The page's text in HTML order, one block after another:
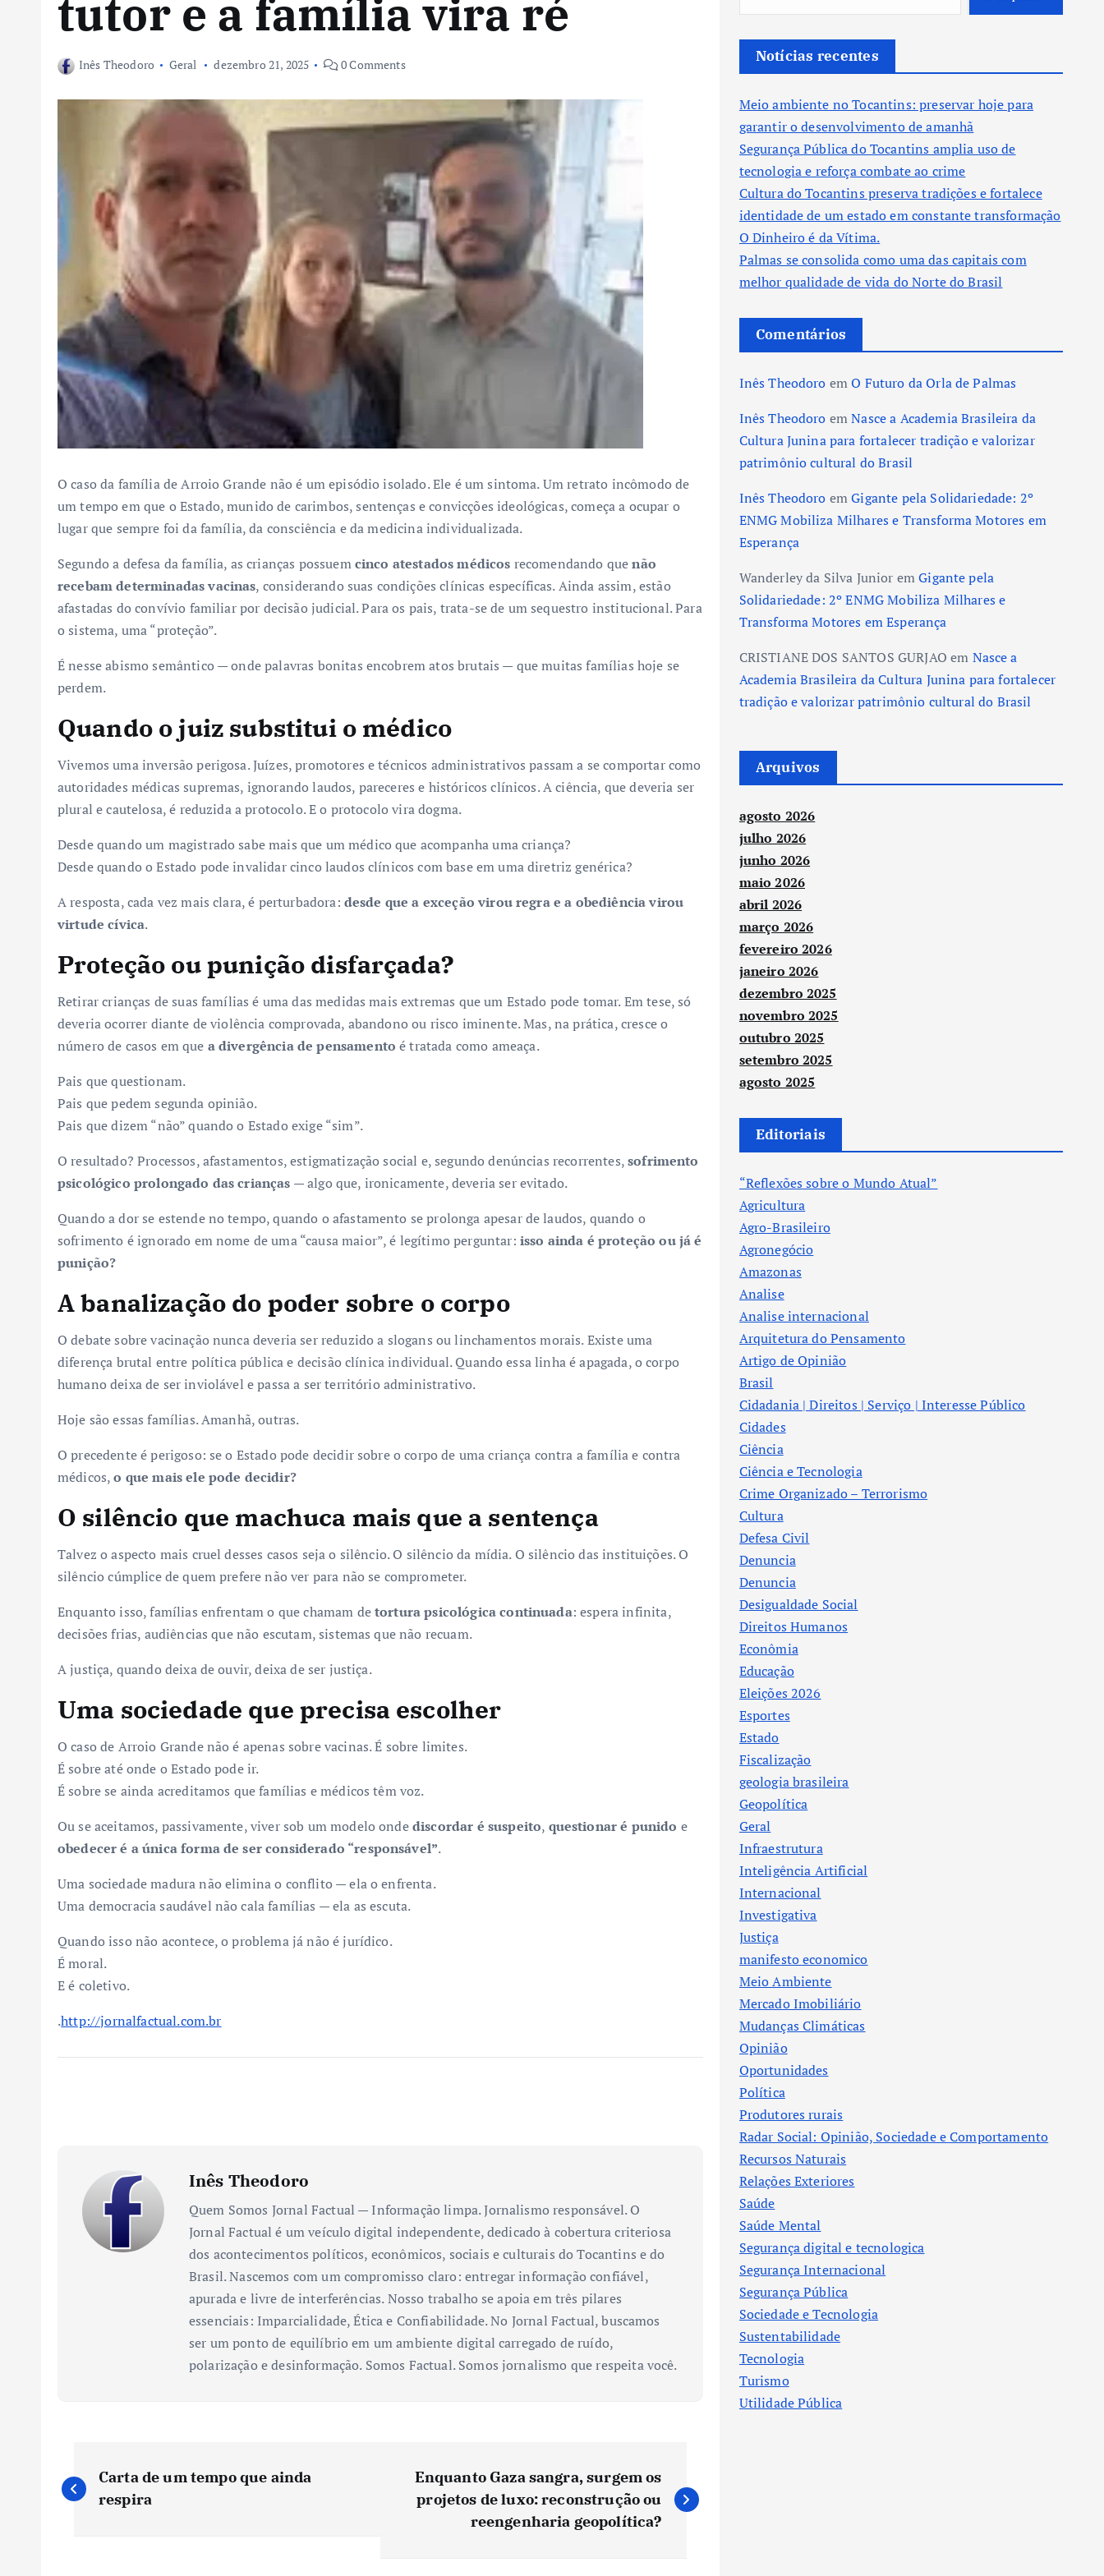
tutor e a família vira ré
Inês Theodoro Geral dezembro 21, 2025 0 Comments
O caso da família de Arroio Grande não é um episódio isolado. Ele é um sintoma. Um retrato incômodo de
um tempo em que o Estado, munido de carimbos, sentenças e convicções ideológicas, começa a ocupar o
lugar que sempre foi da família, da consciência e da medicina individualizada.
Segundo a defesa da família, as crianças possuemcinco atestados médicos recomendando quenão
recebam determinadas vacinas, considerando suas condições clínicas específicas. Ainda assim, estão
afastadas do convívio familiar por decisão judicial. Para os pais, trata-se de um sequestro institucional. Para
o sistema, uma “proteção”.
É nesse abismo semântico — onde palavras bonitas encobrem atos brutais — que muitas famílias hoje se
perdem.
Quando o juiz substitui o médico
Vivemos uma inversão perigosa. Juízes, promotores e técnicos administrativos passam a se comportar como
autoridades médicas supremas, ignorando laudos, pareceres e históricos clínicos. A ciência, que deveria ser
plural e cautelosa, é reduzida a protocolo. E o protocolo vira dogma.
Desde quando um magistrado sabe mais que um médico que acompanha uma criança?
Desde quando o Estado pode invalidar cinco laudos clínicos com base em uma diretriz genérica?
A resposta, cada vez mais clara, é perturbadora: desde que a exceção virou regra e a obediência virou
virtude cívica.
Proteção ou punição disfarçada?
Retirar crianças de suas famílias é uma das medidas mais extremas que um Estado pode tomar. Em tese, só
deveria ocorrer diante de violência comprovada, abandono ou risco iminente. Mas, na prática, cresce o
número de casos em que a divergência de pensamento é tratada como ameaça.
Pais que questionam.
Pais que pedem segunda opinião.
Pais que dizem “não” quando o Estado exige “sim”.
O resultado? Processos, afastamentos, estigmatização social e, segundo denúncias recorrentes,sofrimento
psicológico prolongado das crianças — algo que, ironicamente, deveria ser evitado.
Quando a dor se estende no tempo, quando o afastamento se prolonga apesar de laudos, quando o
sofrimento é ignorado em nome de uma “causa maior”, é legítimo perguntar: isso ainda é proteção ou já é
punição?
A banalização do poder sobre o corpo
O debate sobre vacinação nunca deveria ser reduzido a slogans ou linchamentos morais. Existe uma
diferença brutal entre política pública e decisão clínica individual. Quando essa linha é apagada, o corpo
humano deixa de ser inviolável e passa a ser território administrativo.
Hoje são essas famílias. Amanhã, outras.
O precedente é perigoso: se o Estado pode decidir sobre o corpo de uma criança contra a família e contra
médicos,o que mais ele pode decidir?
O silêncio que machuca mais que a sentença
Talvez o aspecto mais cruel desses casos seja o silêncio. O silêncio da mídia. O silêncio das instituições. O
silêncio cúmplice de quem prefere não ver para não se comprometer.
Enquanto isso, famílias enfrentam o que chamam detortura psicológica continuada: espera infinita,
decisões frias, audiências que não escutam, sistemas que não recuam.
A justiça, quando deixa de ouvir, deixa de ser justiça.
Uma sociedade que precisa escolher
O caso de Arroio Grande não é apenas sobre vacinas. É sobre limites.
É sobre até onde o Estado pode ir.
É sobre se ainda acreditamos que famílias e médicos têm voz.
Ou se aceitamos, passivamente, viver sob um modelo ondediscordar é suspeito, questionar é punido e
obedecer é a única forma de ser considerado “responsável”.
Uma sociedade madura não elimina o conflito — ela o enfrenta.
Uma democracia saudável não cala famílias — ela as escuta.
Quando isso não acontece, o problema já não é jurídico.
É moral.
E é coletivo.
.http://jornalfactual.com.br
Inês Theodoro
Quem Somos Jornal Factual — Informação limpa. Jornalismo responsável. O
Jornal Factual é um veículo digital independente, dedicado à cobertura criteriosa
dos acontecimentos políticos, econômicos, sociais e culturais do Tocantins e do
Brasil. Nascemos com um compromisso claro: entregar informação confiável,
apurada e livre de interferências. Nosso trabalho se apoia em três pilares
essenciais: Imparcialidade, Ética e Confiabilidade. No Jornal Factual, buscamos
ser um ponto de equilíbrio em um ambiente digital carregado de ruído,
polarização e desinformação. Somos Factual. Somos jornalismo que respeita você.
N
a
Carta de um tempo que ainda
respira
Enquanto Gaza sangra, surgem os
projetos de luxo: reconstrução ou
reengenharia geopolítica?
Notícias recentes
Meio ambiente no Tocantins: preservar hoje para
garantir o desenvolvimento de amanhã
Segurança Pública do Tocantins amplia uso de
tecnologia e reforça combate ao crime
Cultura do Tocantins preserva tradições e fortalece
identidade de um estado em constante transformação
O Dinheiro é da Vítima.
Palmas se consolida como uma das capitais com
melhor qualidade de vida do Norte do Brasil
Comentários
Inês Theodoro emO Futuro da Orla de Palmas
Inês Theodoro emNasce a Academia Brasileira da
Cultura Junina para fortalecer tradição e valorizar
patrimônio cultural do Brasil
Inês Theodoro emGigante pela Solidariedade: 2º
ENMG Mobiliza Milhares e Transforma Motores em
Esperança
Wanderley da Silva Junior emGigante pela
Solidariedade: 2º ENMG Mobiliza Milhares e
Transforma Motores em Esperança
CRISTIANE DOS SANTOS GURJAO em Nasce a
Academia Brasileira da Cultura Junina para fortalecer
tradição e valorizar patrimônio cultural do Brasil
Arquivos
agosto 2026
julho 2026
junho 2026
maio 2026
abril 2026
março 2026
fevereiro 2026
janeiro 2026
dezembro 2025
novembro 2025
outubro 2025
setembro 2025
agosto 2025
Editoriais
“Reflexões sobre o Mundo Atual”
Agricultura
Agro-Brasileiro
Agronegócio
Amazonas
Analise
Analise internacional
Arquitetura do Pensamento
Artigo de Opinião
Brasil
Cidadania | Direitos | Serviço | Interesse Público
Cidades
Ciência
Ciência e Tecnologia
Crime Organizado – Terrorismo
Cultura
Defesa Civil
Denuncia
Denuncia
Desigualdade Social
Direitos Humanos
Econômia
Educação
Eleições 2026
Esportes
Estado
Fiscalização
geologia brasileira
Geopolítica
Geral
Infraestrutura
Inteligência Artificial
Internacional
Investigativa
Justiça
manifesto economico
Meio Ambiente
Mercado Imobiliário
Mudanças Climáticas
Opinião
Oportunidades
Política
Produtores rurais
Radar Social: Opinião, Sociedade e Comportamento
Recursos Naturais
Relações Exteriores
Saúde
Saúde Mental
Segurança digital e tecnologica
Segurança Internacional
Segurança Pública
Sociedade e Tecnologia
Sustentabilidade
Tecnologia
Turismo
Utilidade Pública